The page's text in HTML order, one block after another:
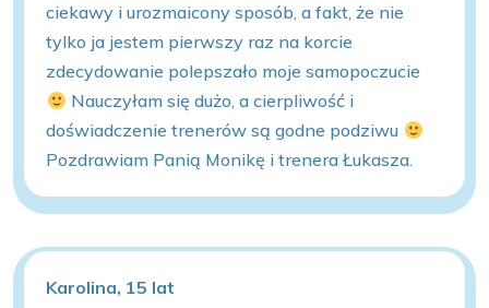
ciekawy i urozmaicony sposób, a fakt, że nie
tylko ja jestem pierwszy raz na korcie
zdecydowanie polepszało moje samopoczucie
Nauczyłam się dużo, a cierpliwość i
doświadczenie trenerów są godne podziwu
Pozdrawiam Panią Monikę i trenera Łukasza.
Karolina, 15 lat